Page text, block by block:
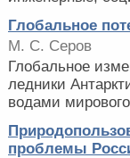
Глобальное
М. С. Серов
Глобальное
ледники
водами
проблемы